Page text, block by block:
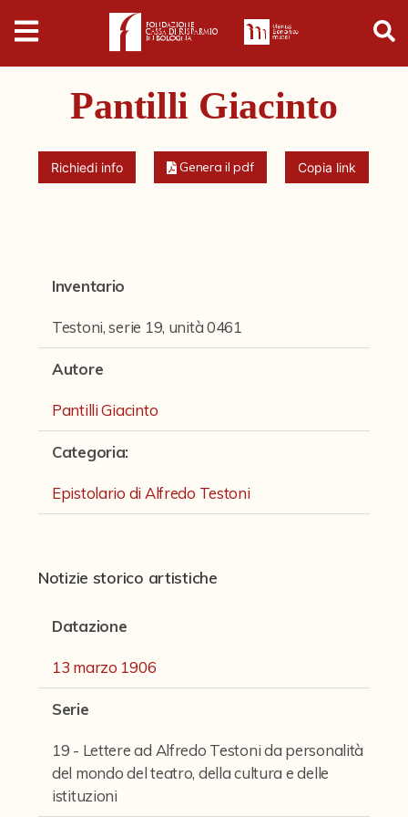
Digital
Humanities
Donazioni
Pubblicazioni
Disegni
Fondi archivistici e raccolte documentarie
Aemilia Ars
Collezione Brighetti
Fondo Puntoni
Fondo Alfredo Testoni
Romanzi, conferenze e articoli
Pantilli Giacinto
Richiedi info Genera il pdf Copia link
Inventario
Testoni, serie 19, unità 0461
Autore
Pantilli Giacinto
Categoria:
Epistolario di Alfredo Testoni
Notizie storico artistiche
Datazione
13 marzo 1906
Serie
19 - Lettere ad Alfredo Testoni da personalità
del mondo del teatro, della cultura e delle
istituzioni